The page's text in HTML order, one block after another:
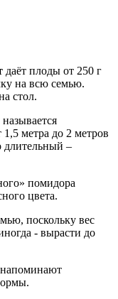
даёт плоды от 250 г
на всю семью.
стол.
метра до 2 метров
длительный –
помидора
цвета.
поскольку вес
- вырасти до